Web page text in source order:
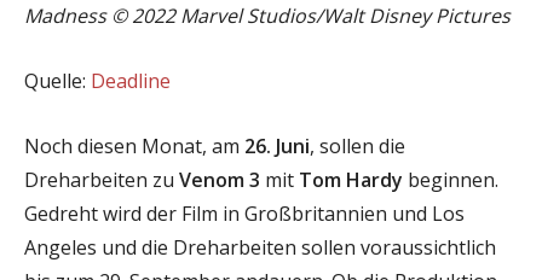
Madness © 2022 Marvel Studios/Walt Disney Pictures
Quelle: Deadline
Noch diesen Monat, am 26. Juni, sollen die
Dreharbeiten zu Venom 3 mit Tom Hardy beginnen.
Gedreht wird der Film in Großbritannien und Los
Angeles und die Dreharbeiten sollen voraussichtlich